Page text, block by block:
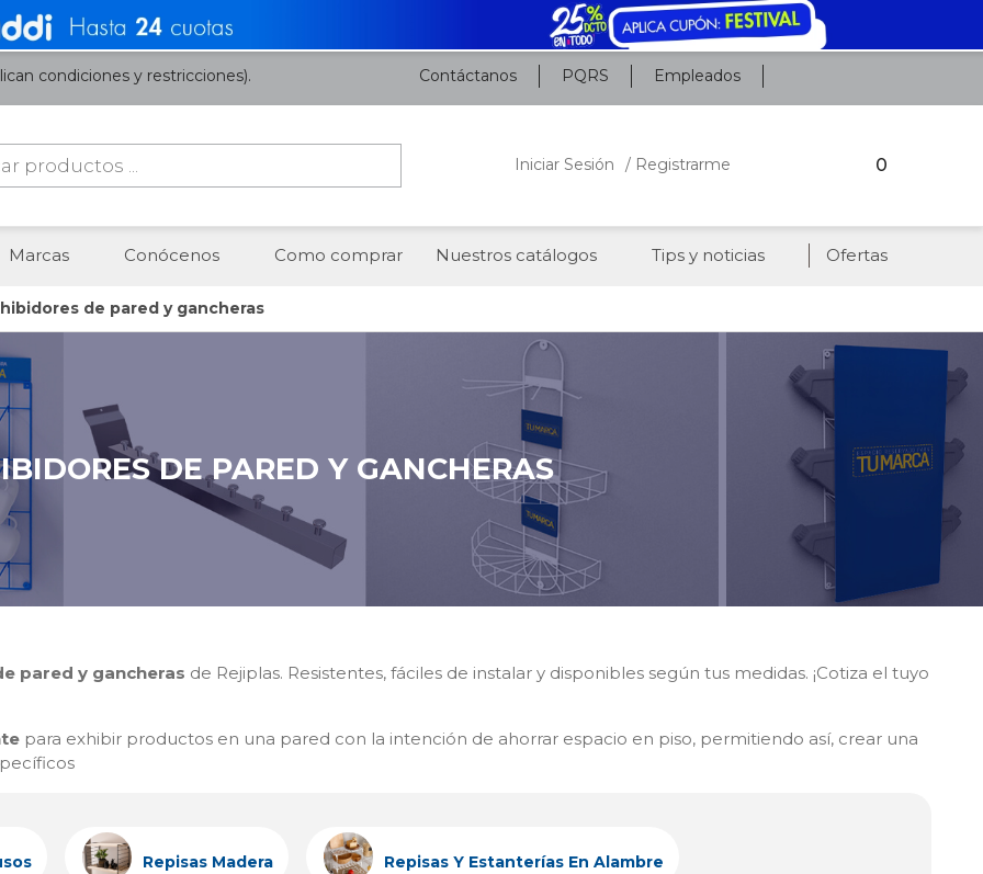
condiciones y restricciones). Contáctanos PQRS Empleados
Iniciar Sesión / Registrarme 0
Marcas Conócenos Como comprar Nuestros catálogos Tips y noticias Ofertas
de pared y gancheras
DE PARED Y GANCHERAS
pared y gancheras de Rejiplas. Resistentes, fáciles de instalar y disponibles según tus medidas. ¡Cotiza el tuyo
para exhibir productos en una pared con la intención de ahorrar espacio en piso, permitiendo así, crear una
Repisas Madera Repisas Y Estanterías En Alambre